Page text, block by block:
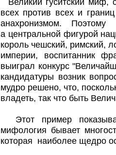
всех против всех и
анaхронизмом.
а центральной фигурой
король чешский, римский,
империи, воспитанник
выиграл конкурс
кандидатуры возник
мудро решено, что,
владеть, так что быть
Этот пример
мифология бывает
которaя наиболее щедро